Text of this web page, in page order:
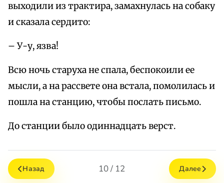
выходили из трактира, замахнулась на собаку
и сказала сердито:
– У-у, язва!
Всю ночь старуха не спала, беспокоили ее
мысли, а на рассвете она встала, помолилась и
пошла на станцию, чтобы послать письмо.
До станции было одиннадцать верст.
Назад 10 / 12 Далее